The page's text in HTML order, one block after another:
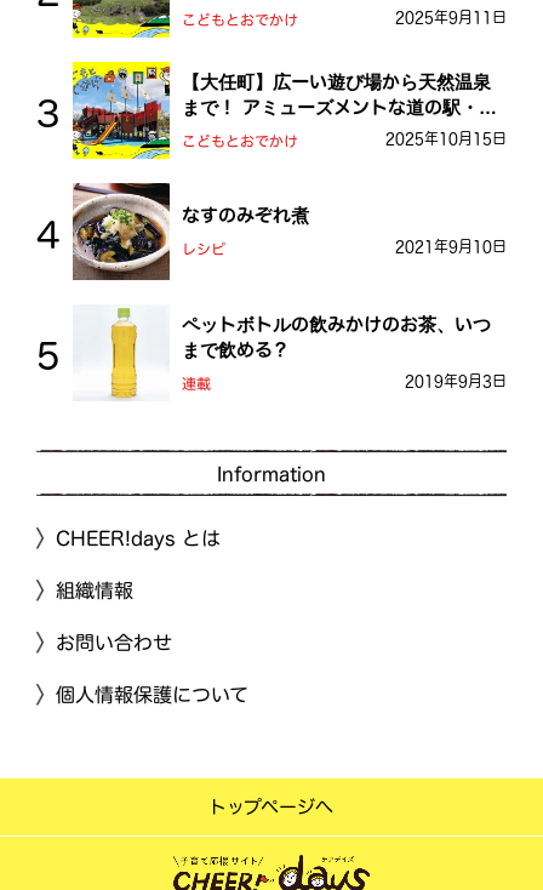
を探検しよう！
こどもとおでかけ 2025年9月11日
【大任町】広ーい遊び場から天然温泉
まで！ アミューズメントな道の駅・お
おとう桜街道
こどもとおでかけ 2025年10月15日
なすのみぞれ煮
レシピ 2021年9月10日
ペットボトルの飲みかけのお茶、いつ
まで飲める？
連載 2019年9月3日
Information
CHEER!days とは
組織情報
お問い合わせ
個人情報保護について
トップページへ